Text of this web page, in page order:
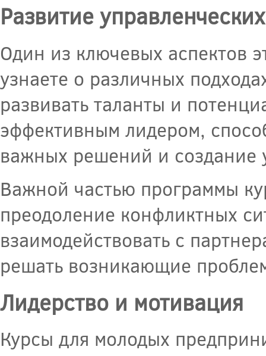
Развитие
Один из ключевых аспектов
узнаете о различных
развивать таланты и
эффективным лидером,
важных решений и создание
Важной частью программы
преодоление конфликтных
взаимодействовать с
решать возникающие
Лидерство и мотивация
Курсы для молодых